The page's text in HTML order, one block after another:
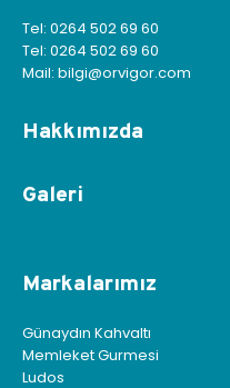
Tel: 0264 502 69 60
Tel: 0264 502 69 60
Mail: bilgi@orvigor.com
Hakkımızda
Galeri
Markalarımız
Günaydın Kahvaltı
Memleket Gurmesi
Ludos